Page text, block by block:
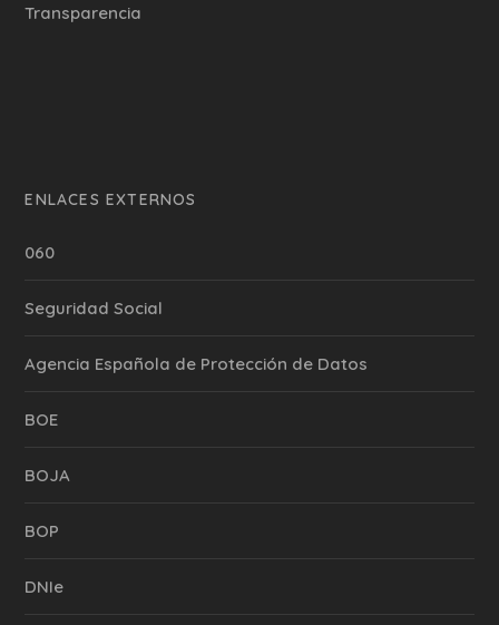
Transparencia
ENLACES EXTERNOS
060
Seguridad Social
Agencia Española de Protección de Datos
BOE
BOJA
BOP
DNIe